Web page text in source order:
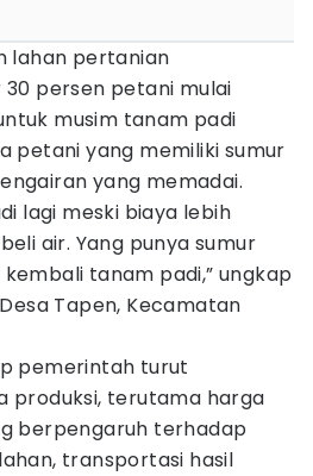
lahan pertanian
persen petani mulai
musim tanam padi
petani yang memiliki sumur
yang memadai.
lagi meski biaya lebih
air. Yang punya sumur
tanam padi,” ungkap
Tapen, Kecamatan
pemerintah turut
produksi, terutama harga
berpengaruh terhadap
transportasi hasil